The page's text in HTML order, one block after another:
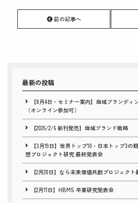
前の記事へ
最新の投稿
【8月4日・セミナー案内】地域ブランディ
（オンライン参加可）
【2026/2/6 新刊発売】地域ブランド戦略
【3月19日】世界トップ10・日本トップ3の
想プロジェクト研究 最終発表会
【2月20日】なら未来価値共創プロジェク
【2月11日】HBMS 卒業研究発表会